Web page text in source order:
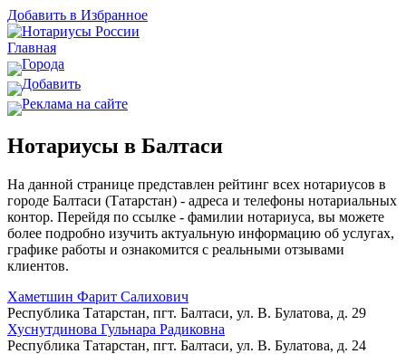
Добавить в Избранное
Главная
Города
Добавить
Реклама на сайте
Нотариусы в Балтаси
На данной странице представлен рейтинг всех нотариусов в
городе Балтаси (Татарстан) - адреса и телефоны нотариальных
контор. Перейдя по ссылке - фамилии нотариуса, вы можете
более подробно изучить актуальную информацию об услугах,
графике работы и ознакомится с реальными отзывами
клиентов.
Хаметшин Фарит Салихович
Республика Татарстан, пгт. Балтаси, ул. В. Булатова, д. 29
Хуснутдинова Гульнара Радиковна
Республика Татарстан, пгт. Балтаси, ул. В. Булатова, д. 24